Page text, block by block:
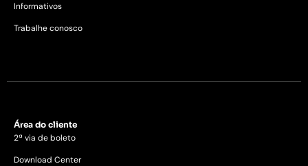
Informativos
Trabalhe conosco
Área do cliente
2ª via de boleto
Download Center